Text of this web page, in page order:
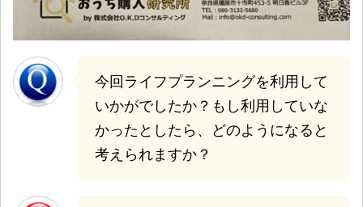
今回ライフプランニングを利用して
いかがでしたか？もし利用していな
かったとしたら、どのようになると
考えられますか？